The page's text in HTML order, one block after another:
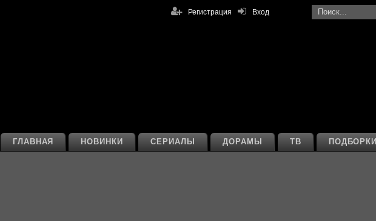
Вход
Регистрация
ПОДБОРКИ
ТВ
ДОРАМЫ
СЕРИАЛЫ
НОВИНКИ
ГЛАВНАЯ